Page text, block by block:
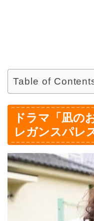
Table of
ドラマ「凪の
レガンスパレ